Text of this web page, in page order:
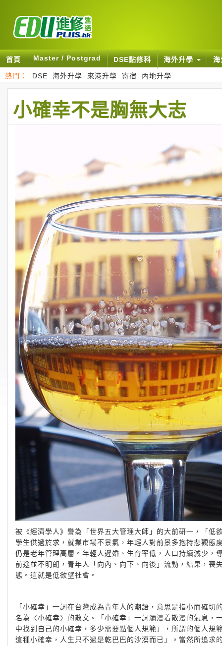
首頁 Master / Postgrad DSE點修科 海外升學
熱門： DSE 海外升學 來港升學 寄宿 內地升學
小確幸不是胸無大志
被《經濟學人》譽為「世界五大管理大師」的大前研一，「
學生供過於求，就業市場不景氣，年輕人對前景多抱持悲觀
仍是老年管理高層。年輕人遲婚、生育率低，人口持續減少
前途並不明朗，青年人「向內、向下、向後」流動，結果，
態。這就是低欲望社會。
「小確幸」一詞在台灣成為青年人的潮語，意思是指小而確
名為〈小確幸〉的散文。「小確幸」一詞瀰漫着散漫的氣息
中找到自己的小確幸，多少需要點個人規範」，所謂的個人
這種小確幸，人生只不過是乾巴巴的沙漠而已」。當然所追求